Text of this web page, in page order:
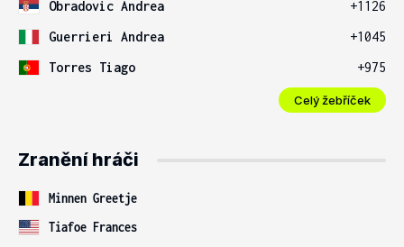
Obradovic Andrea
+1126
Guerrieri Andrea
+1045
Torres Tiago
+975
Celý žebříček
Zranění hráči
Minnen Greetje
Tiafoe Frances